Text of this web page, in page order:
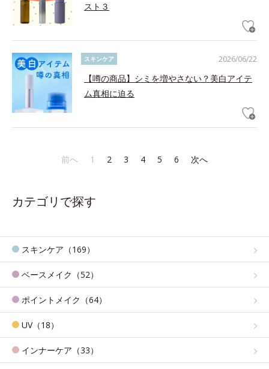
スト３
2026/06/22
スキンケア
【噂の商品】シミを増やさない？美白アイテ
ム真相に迫る
前へ 1 2 3 4 5 6 次へ
カテゴリで探す
スキンケア（169）
ベースメイク（52）
ポイントメイク（64）
UV（18）
インナーケア（33）